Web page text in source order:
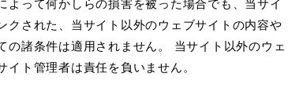
って何かしらの損害を被った場合でも、当サイ
クされた、当サイト以外のウェブサイトの内容や
諸条件は適用されません。 当サイト以外のウェ
ト管理者は責任を負いません。